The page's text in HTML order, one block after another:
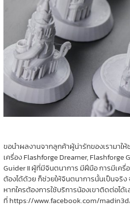
ขอนำผลงานจากลูกค้าผู้น่ารักของเรามาใ
เครื่อง Flashforge Dreamer, Flashforge
Guider II ผู้ที่มีจินตนาการ มีฝีมือ การมีเครื่
ต้องได้ด้วย ก็ช่วยให้จินตนาการนั้นเป็นจริง
หากใครต้องการใช้บริการน้องเขาติดต่อได้
ที่ https://www.facebook.com/